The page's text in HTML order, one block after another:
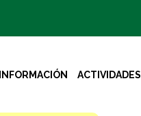
INFORMACIÓN ACTIVIDADES